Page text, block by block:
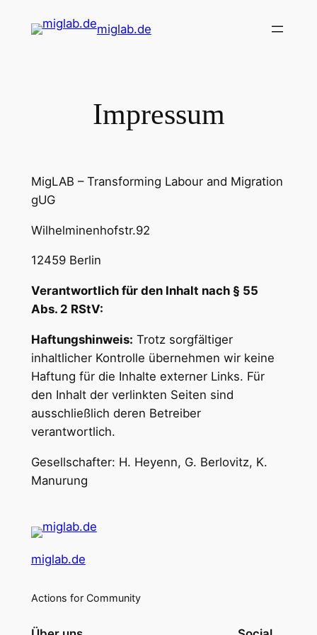
miglab.de
Impressum
MigLAB – Transforming Labour and Migration
gUG
Wilhelminenhofstr.92
12459 Berlin
Verantwortlich für den Inhalt nach § 55
Abs. 2 RStV:
Haftungshinweis: Trotz sorgfältiger
inhaltlicher Kontrolle übernehmen wir keine
Haftung für die Inhalte externer Links. Für
den Inhalt der verlinkten Seiten sind
ausschließlich deren Betreiber
verantwortlich.
Gesellschafter: H. Heyenn, G. Berlovitz, K.
Manurung
miglab.de
Actions for Community